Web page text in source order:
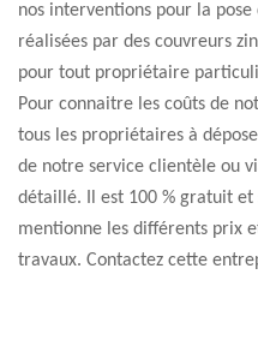
nos interventions pour la
réalisées par des couvreurs
pour tout propriétaire
Pour connaitre les coûts de
tous les propriétaires à
de notre service clientèle ou
détaillé. Il est 100 % gratuit et
mentionne les différents prix
travaux. Contactez cette